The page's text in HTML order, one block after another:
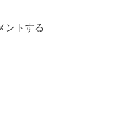
ントする